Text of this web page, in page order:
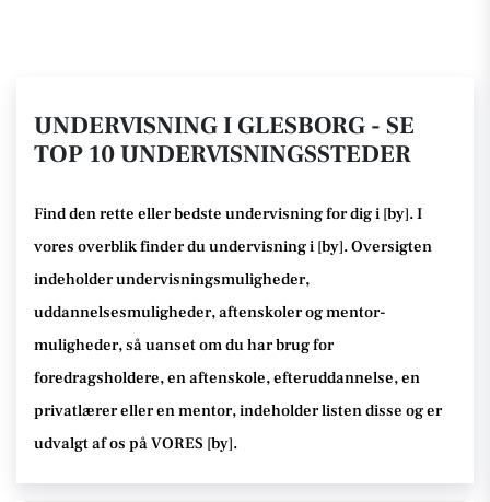
UNDERVISNING I GLESBORG - SE
TOP 10 UNDERVISNINGSSTEDER
Find den rette eller bedste undervisningfor dig i [by]. I
vores overblik finder du undervisning i [by].Oversigten
indeholder undervisningsmuligheder,
uddannelsesmuligheder, aftenskoler og mentor-
muligheder, så uanset om du har brug for
foredragsholdere, en aftenskole, efteruddannelse, en
privatlærer eller en mentor, indeholder listen disse og er
udvalgt af os på VORES [by].